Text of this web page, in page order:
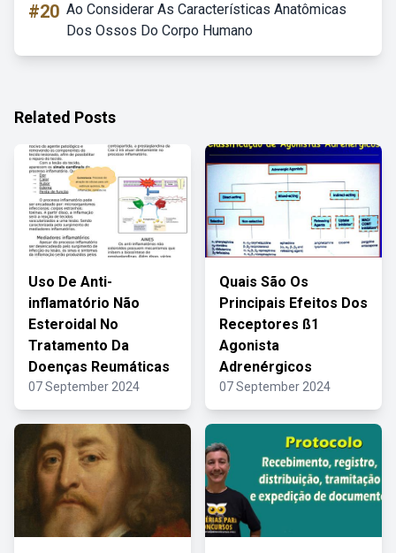
#20 Ao Considerar As Características Anatômicas
Dos Ossos Do Corpo Humano
Related Posts
Uso De Anti-
inflamatório Não
Esteroidal No
Tratamento Da
Doenças Reumáticas
07 September 2024
Quais São Os
Principais Efeitos Dos
Receptores ß1
Agonista
Adrenérgicos
07 September 2024